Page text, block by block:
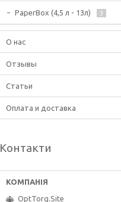
PaperBox (4,5 л - 13л) 3
О нас
Отзывы
Статьи
Оплата и доставка
Контакти
OptTorg.Site